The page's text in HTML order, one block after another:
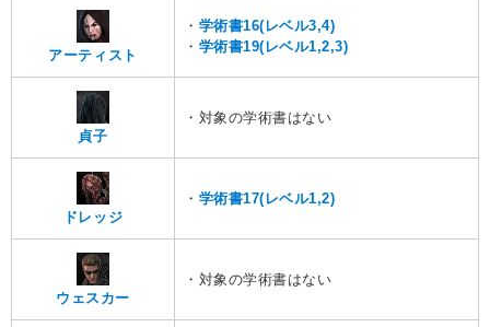
アーティスト
・ 学術書16(レベル3,4)
・ 学術書19(レベル1,2,3)
貞子
・対象の学術書はない
ドレッジ
・ 学術書17(レベル1,2)
ウェスカー
・対象の学術書はない